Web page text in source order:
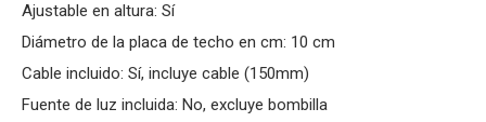
Ajustable en altura: Sí­
Diámetro de la placa de techo en cm: 10 cm
Cable incluido: Sí­, incluye cable (150mm)
Fuente de luz incluida: No, excluye bombilla